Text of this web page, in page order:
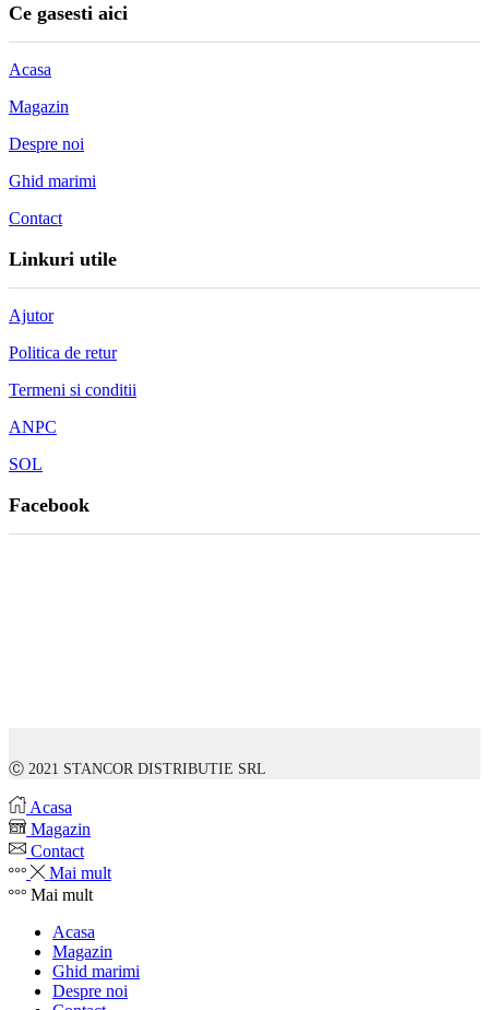
Ce gasesti aici
Acasa
Magazin
Despre noi
Ghid marimi
Contact
Linkuri utile
Ajutor
Politica de retur
Termeni si conditii
ANPC
SOL
Facebook
Ⓒ 2021 STANCOR DISTRIBUTIE SRL
Acasa
Magazin
Contact
Mai mult
Mai mult
Acasa
Magazin
Ghid marimi
Despre noi